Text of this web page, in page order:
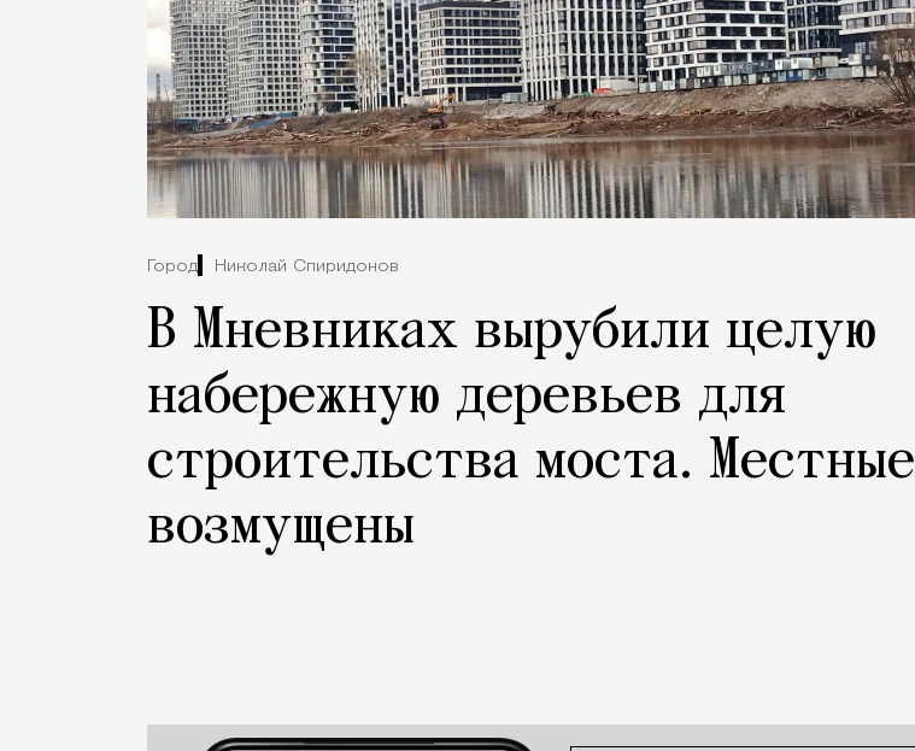
Город Николай Спиридонов
В Мневниках вырубили целую
набережную деревьев для
строительства моста. Местные
возмущены